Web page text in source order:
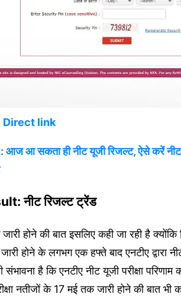
Direct link
आ सकता ही नीट यूजी रिजल्ट, ऐसे करें नीट
नीट रिजल्ट ट्रेंड
होने की बात इसलिए कही जा रही है
होने के लगभग एक हफ्ते बाद एनटीए द्वारा
है कि एनटीए नीट यूजी परीक्षा
नतीजों के 17 मई तक जारी होने की बात भी